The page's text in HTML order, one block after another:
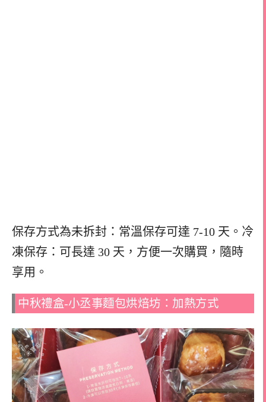
保存方式為未拆封：常溫保存可達 7-10 天。冷
凍保存：可長達 30 天，方便一次購買，隨時
享用。
中秋禮盒-小丞事麵包烘焙坊：加熱方式